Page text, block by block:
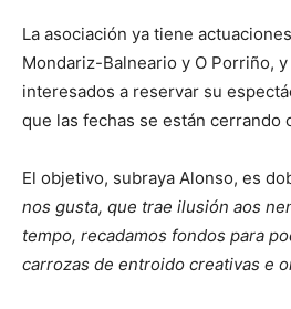
La asociación ya tiene
Mondariz-Balneario y O Porriño,
interesados a reservar su
que las fechas se están cerrando
El objetivo, subraya Alonso, es
nos gusta, que trae ilusión aos
tempo, recadamos fondos para
carrozas de entroido creativas e